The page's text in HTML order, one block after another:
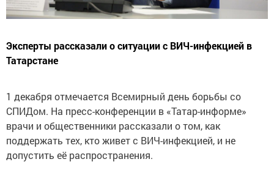
Эксперты рассказали о ситуации с ВИЧ-инфекцией в
Татарстане
1 декабря отмечается Всемирный день борьбы со
СПИДом. На пресс-конференции в «Татар-информе»
врачи и общественники рассказали о том, как
поддержать тех, кто живет с ВИЧ-инфекцией, и не
допустить её распространения.